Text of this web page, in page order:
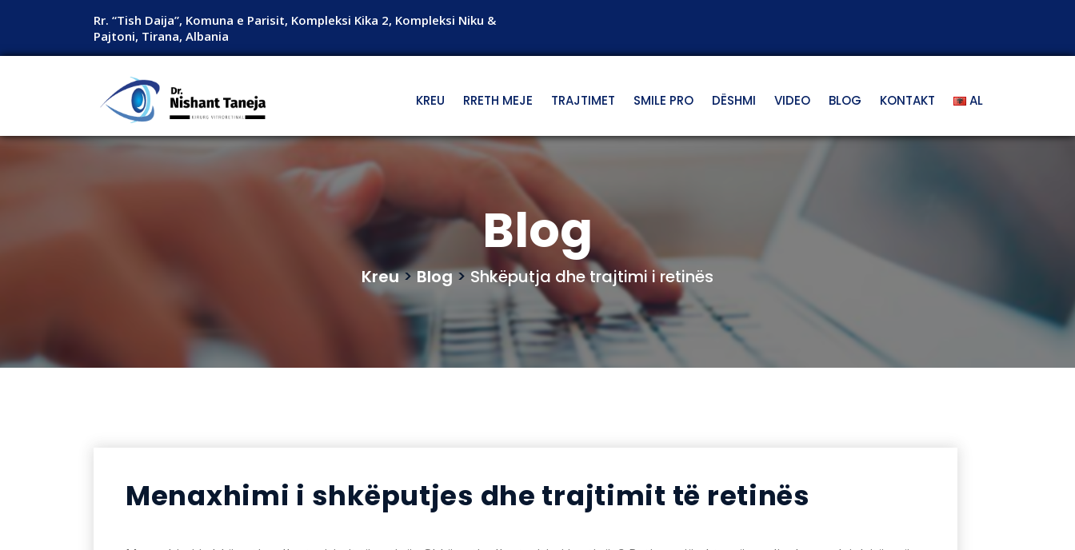
Rr. “Tish Daija”, Komuna e Parisit, Kompleksi Kika 2, Kompleksi Niku &
Pajtoni, Tirana, Albania
KREU RRETH MEJE TRAJTIMET SMILE PRO DËSHMI VIDEO BLOG KONTAKT AL
Blog
Kreu>Blog>Shkëputja dhe trajtimi i retinës
Menaxhimi i shkëputjes dhe trajtimit të retinës